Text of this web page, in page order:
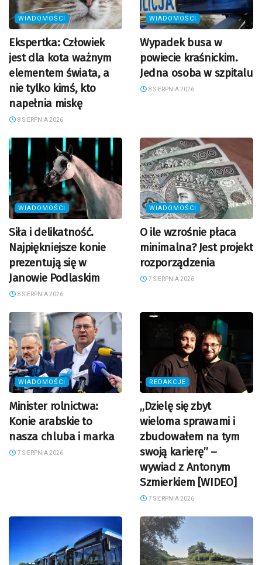
WIADOMOŚCI
Ekspertka: Człowiek
jest dla kota ważnym
elementem świata, a
nie tylko kimś, kto
napełnia miskę
8 SIERPNIA 2026
WIADOMOŚCI
Wypadek busa w
powiecie kraśnickim.
Jedna osoba w szpitalu
8 SIERPNIA 2026
WIADOMOŚCI
Siła i delikatność.
Najpiękniejsze konie
prezentują się w
Janowie Podlaskim
8 SIERPNIA 2026
WIADOMOŚCI
O ile wzrośnie płaca
minimalna? Jest projekt
rozporządzenia
7 SIERPNIA 2026
WIADOMOŚCI
Minister rolnictwa:
Konie arabskie to
nasza chluba i marka
7 SIERPNIA 2026
REDAKCJE
„Dzielę się zbyt
wieloma sprawami i
zbudowałem na tym
swoją karierę” –
wywiad z Antonym
Szmierkiem [WIDEO]
7 SIERPNIA 2026